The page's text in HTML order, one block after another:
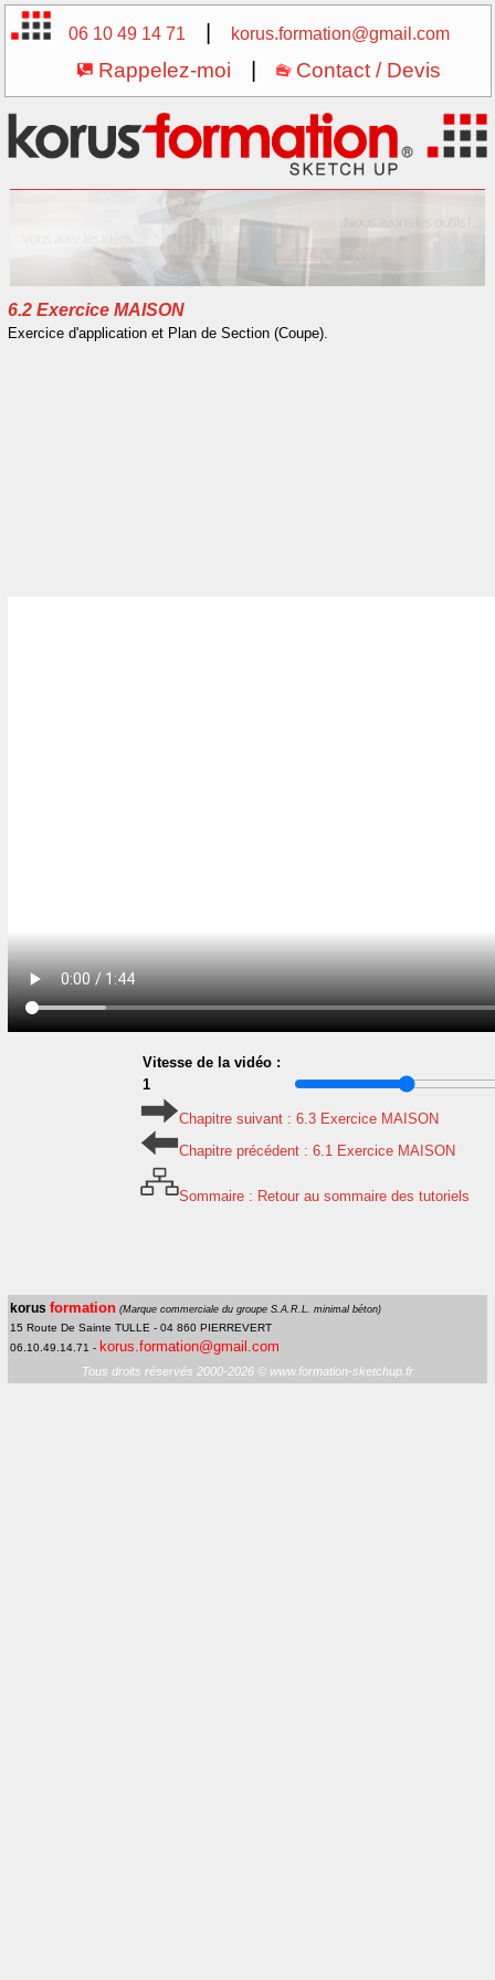
06 10 49 14 71 korus.formation@gmail.com
Rappelez-moi | Contact / Devis
6.2 Exercice MAISON
Exercice d'application et Plan de Section (Coupe).
Vitesse de la vidéo :
1
Chapitre suivant : 6.3 Exercice MAISON
Chapitre précédent : 6.1 Exercice MAISON
Sommaire : Retour au sommaire des tutoriels
korus formation (Marque commerciale du groupe S.A.R.L. minimal béton)
15 Route De Sainte TULLE - 04 860 PIERREVERT
06.10.49.14.71 - korus.formation@gmail.com
Tous droits réservés 2000-2026 © www.formation-sketchup.fr